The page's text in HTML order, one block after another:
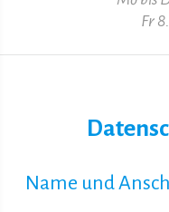
Fr
Name und